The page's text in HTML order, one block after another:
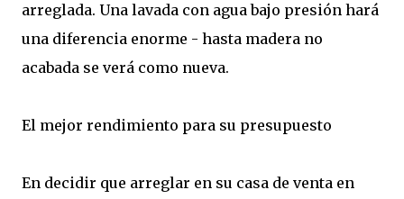
arreglada. Una lavada con agua bajo presión hará
una diferencia enorme - hasta madera no
acabada se verá como nueva.
El mejor rendimiento para su presupuesto
En decidir que arreglar en su casa de venta en